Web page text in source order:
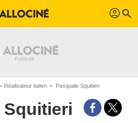
profil search
Réalisateur italien Pasquale Squitieri
Squitieri